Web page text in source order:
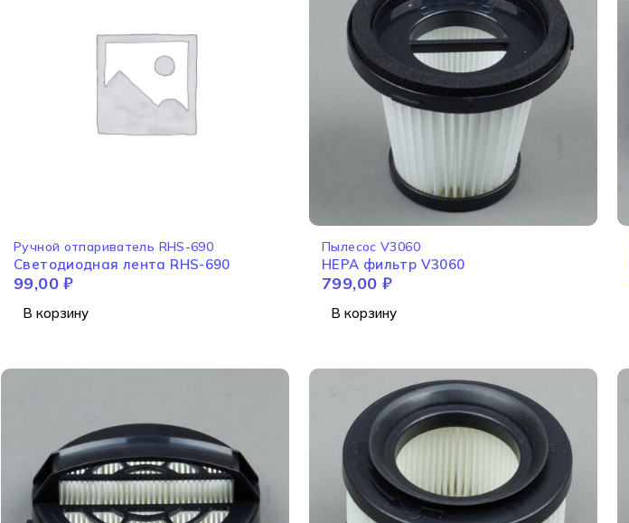
Ручной отпариватель RHS-690
Cветодиодная лента RHS-690
99,00₽
В корзину
Пылесос V3060
HEPA фильтр V3060
799,00 ₽
В корзину